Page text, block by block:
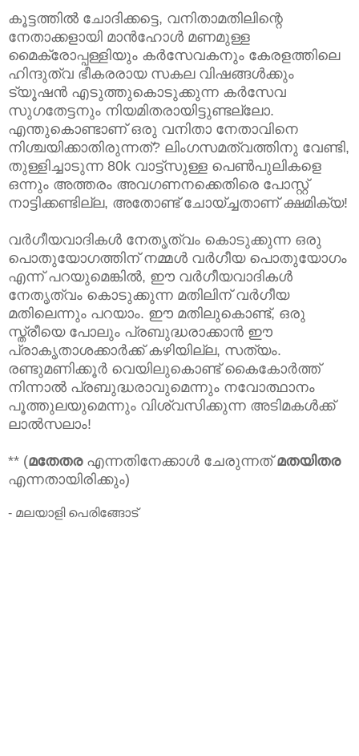
കൂട്ടത്തിൽ ചോദിക്കട്ടെ, വനിതാമതിലിന്റെ
നേതാക്കളായി മാൻഹോൾ മണമുള്ള
മൈക്രോപ്പള്ളിയും കർസേവകനും കേരളത്തിലെ
ഹിന്ദുത്വ ഭീകരരായ സകല വിഷങ്ങൾക്കും
ട്യൂഷൻ എടുത്തുകൊടുക്കുന്ന കർസേവ
സുഗതേട്ടനും നിയമിതരായിട്ടുണ്ടല്ലോ.
എന്തുകൊണ്ടാണ് ഒരു വനിതാ നേതാവിനെ
നിശ്ചയിക്കാതിരുന്നത്? ലിംഗസമത്വത്തിനു വേണ്ടി,
തുള്ളിച്ചാടുന്ന 80k വാട്ട്സുള്ള പെൺപുലികളെ
ഒന്നും അത്തരം അവഗണനക്കെതിരെ പോസ്റ്റ്
നാട്ടിക്കണ്ടില്ല, അതോണ്ട് ചോയ്ച്ചതാണ് ക്ഷമിക്യ!
വർഗീയവാദികൾ നേതൃത്വം കൊടുക്കുന്ന ഒരു
പൊതുയോഗത്തിന് നമ്മൾ വർഗീയ പൊതുയോഗം
എന്ന് പറയുമെങ്കിൽ, ഈ വർഗീയവാദികൾ
നേതൃത്വം കൊടുക്കുന്ന മതിലിന് വർഗീയ
മതിലെന്നും പറയാം. ഈ മതിലുകൊണ്ട്, ഒരു
സ്ത്രീയെ പോലും പ്രബുദ്ധരാക്കാൻ ഈ
പ്രാകൃതാശക്കാർക്ക് കഴിയില്ല, സത്യം.
രണ്ടുമണിക്കൂർ വെയിലുകൊണ്ട് കൈകോർത്ത്
നിന്നാൽ പ്രബുദ്ധരാവുമെന്നും നവോത്ഥാനം
പൂത്തുലയുമെന്നും വിശ്വസിക്കുന്ന അടിമകൾക്ക്
ലാൽസലാം!
** (മതേതരഎന്നതിനേക്കാൾ ചേരുന്നത്മതയിതര
എന്നതായിരിക്കും)
- മലയാളി പെരിങ്ങോട്